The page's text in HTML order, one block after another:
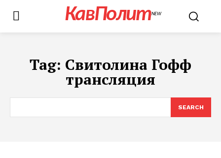
КавПолитNEW
Tag: Свитолина Гофф
трансляция
SEARCH